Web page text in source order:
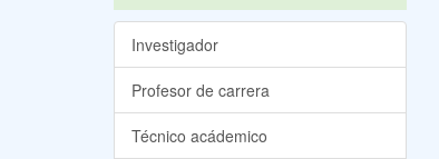
Investigador
Profesor de carrera
Técnico acádemico